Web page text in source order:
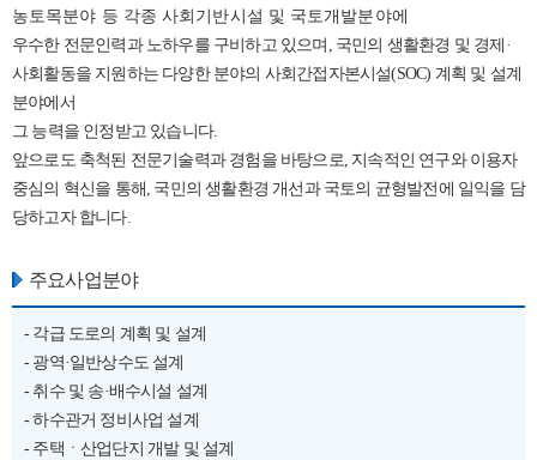
농토목분야 등 각종 사회기반시설 및 국토개발분야에
우수한 전문인력과 노하우를 구비하고 있으며, 국민의 생활환경 및 경제·
사회활동을 지원하는 다양한 분야의 사회간접자본시설(SOC) 계획 및 설계
분야에서
그 능력을 인정받고 있습니다.
앞으로도 축척된 전문기술력과 경험을 바탕으로, 지속적인 연구와 이용자
중심의 혁신을 통해, 국민의 생활환경 개선과 국토의 균형발전에 일익을 담
당하고자 합니다.
주요사업분야
- 각급 도로의 계획 및 설계
- 광역·일반상수도 설계
- 취수 및 송·배수시설 설계
- 하수관거 정비사업 설계
- 주택ㆍ산업단지 개발 및 설계